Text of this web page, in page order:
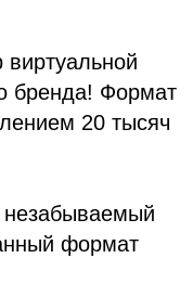
виртуальной
бренда! Формат
20 тысяч
незабываемый
формат